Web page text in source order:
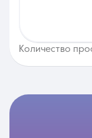
Количество